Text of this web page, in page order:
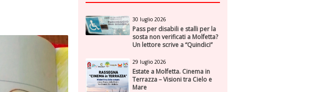
30 luglio 2026
Pass per disabili e stalli per la
sosta non verificati a Molfetta?
Un lettore scrive a “Quindici”
29 luglio 2026
Estate a Molfetta. Cinema in
Terrazza – Visioni tra Cielo e
Mare